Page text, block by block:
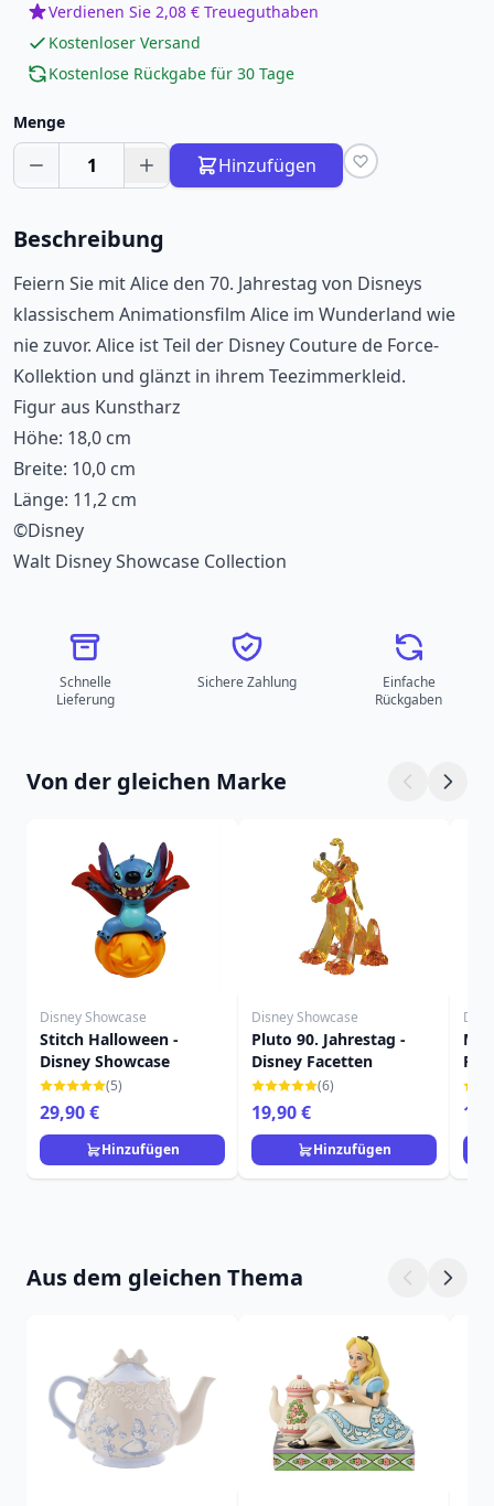
Verdienen Sie 2,08 € Treueguthaben
Kostenloser Versand
Kostenlose Rückgabe für 30 Tage
Menge
1 Hinzufügen
Beschreibung
Feiern Sie mit Alice den 70. Jahrestag von Disneys
klassischem Animationsfilm Alice im Wunderland wie
nie zuvor. Alice ist Teil der Disney Couture de Force-
Kollektion und glänzt in ihrem Teezimmerkleid.
Figur aus Kunstharz
Höhe: 18,0 cm
Breite: 10,0 cm
Länge: 11,2 cm
©Disney
Walt Disney Showcase Collection
Schnelle
Lieferung
Sichere Zahlung
Einfache
Rückgaben
Von der gleichen Marke
Disney Showcase
Stitch Halloween -
Disney Showcase
(5)
29,90 €
Hinzufügen
Disney Showcase
Pluto 90. Jahrestag -
Disney Facetten
(6)
19,90 €
Hinzufügen
Aus dem gleichen Thema